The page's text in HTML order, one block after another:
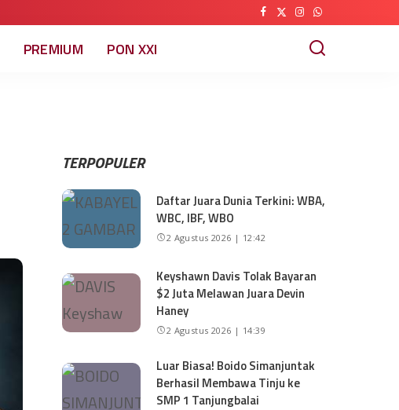
PREMIUM PON XXI
TERPOPULER
Daftar Juara Dunia Terkini: WBA,
WBC, IBF, WBO
2 Agustus 2026 | 12:42
Keyshawn Davis Tolak Bayaran
$2 Juta Melawan Juara Devin
Haney
2 Agustus 2026 | 14:39
Luar Biasa! Boido Simanjuntak
Berhasil Membawa Tinju ke
SMP 1 Tanjungbalai